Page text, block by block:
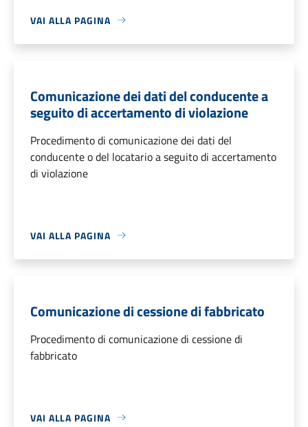
VAI ALLA PAGINA
Comunicazione dei dati del conducente a
seguito di accertamento di violazione
Procedimento di comunicazione dei dati del
conducente o del locatario a seguito di accertamento
di violazione
VAI ALLA PAGINA
Comunicazione di cessione di fabbricato
Procedimento di comunicazione di cessione di
fabbricato
VAI ALLA PAGINA